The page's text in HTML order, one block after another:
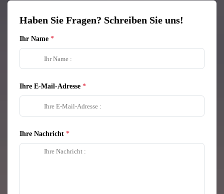
Haben Sie Fragen? Schreiben Sie uns!
Ihr Name
Ihre E-Mail-Adresse
Ihre Nachricht